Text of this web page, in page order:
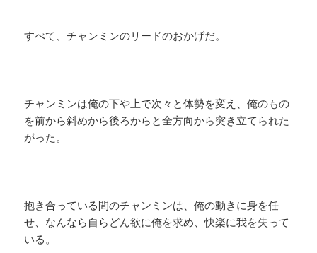
すべて、チャンミンのリードのおかげだ。
チャンミンは俺の下や上で次々と体勢を変え、俺のもの
を前から斜めから後ろからと全方向から突き立てられた
がった。
抱き合っている間のチャンミンは、俺の動きに身を任
せ、なんなら自らどん欲に俺を求め、快楽に我を失って
いる。